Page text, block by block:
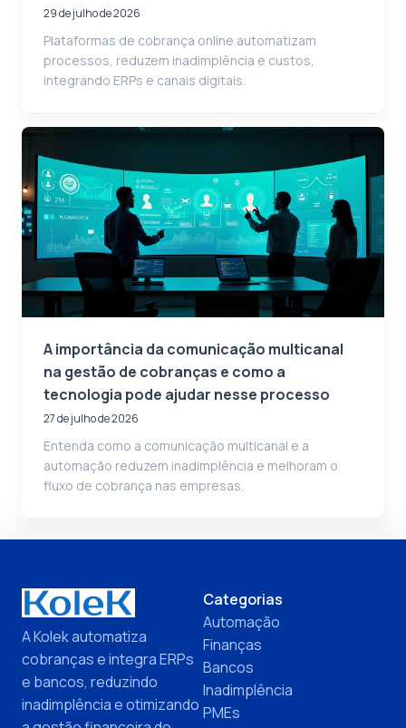
29 de julho de 2026
Plataformas de cobrança online automatizam
processos, reduzem inadimplência e custos,
integrando ERPs e canais digitais.
A importância da comunicação multicanal
na gestão de cobranças e como a
tecnologia pode ajudar nesse processo
27 de julho de 2026
Entenda como a comunicação multicanal e a
automação reduzem inadimplência e melhoram o
fluxo de cobrança nas empresas.
A Kolek automatiza
cobranças e integra ERPs
e bancos, reduzindo
inadimplência e otimizando
Categorias
Automação
Finanças
Bancos
Inadimplência
PMEs